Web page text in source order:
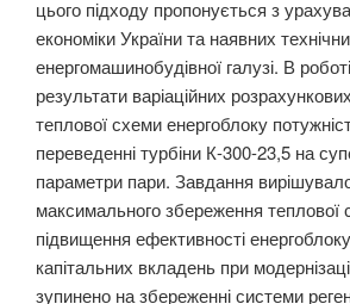
цього підходу пропонується з
економіки України та наявних
енергомашинобудівної галузі. В
результати варіаційних
теплової схеми енергоблоку
переведенні турбіни К-300-23,5 на
параметри пари. Завдання
максимального збереження теплової
підвищення ефективності енергоблоку
капітальних вкладень при
зупинено на збереженні системи